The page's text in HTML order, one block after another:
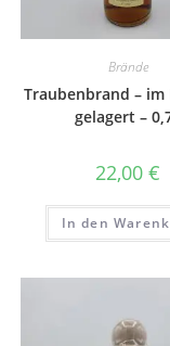
Brände
Traubenbrand – im
gelagert –
22,00€
In den